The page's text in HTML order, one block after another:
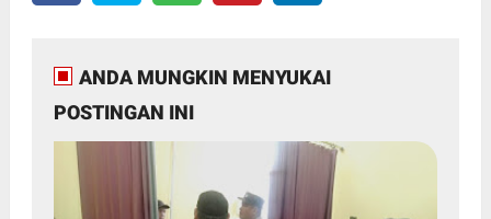
ANDA MUNGKIN MENYUKAI
POSTINGAN INI